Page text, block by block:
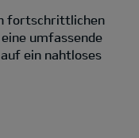
fortschrittlichen
umfassende
ein nahtloses